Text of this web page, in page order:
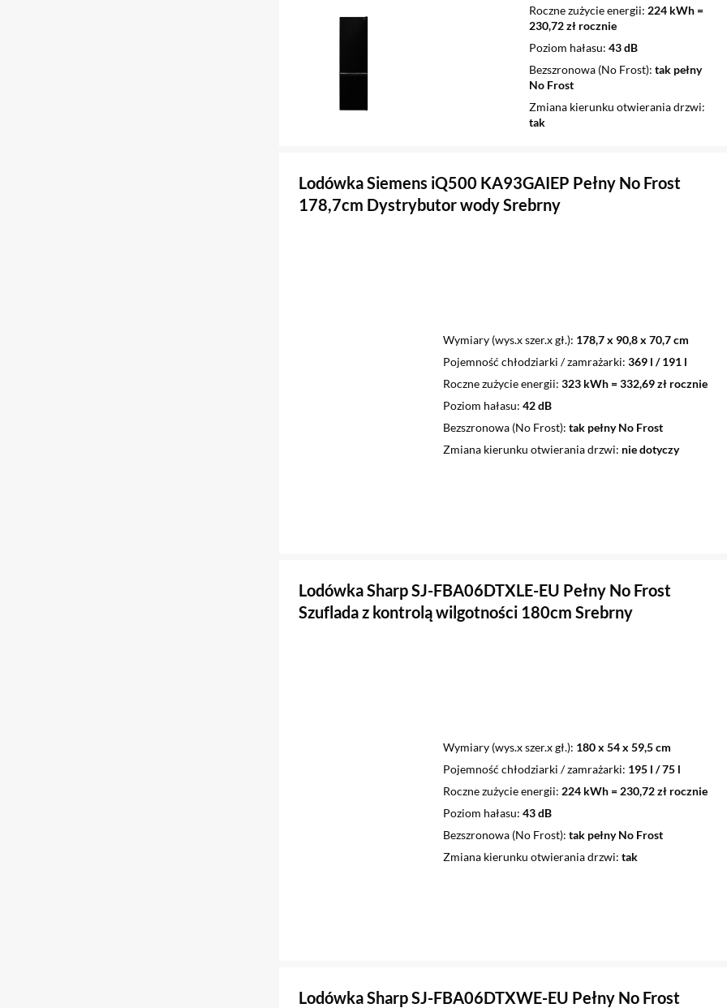
Roczne zużycie energii 224 kWh =
230,72 zł rocznie
Poziom hałasu 43 dB
Bezszronowa (No Frost) tak pełny
No Frost
Zmiana kierunku otwierania drzwi
tak
Lodówka Siemens iQ500 KA93GAIEP Pełny No Frost
178,7cm Dystrybutor wody Srebrny
Wymiary (wys.x szer.x gł.) 178,7 x 90,8 x 70,7 cm
Pojemność chłodziarki / zamrażarki 369 l / 191 l
Roczne zużycie energii 323 kWh = 332,69 zł rocznie
Poziom hałasu 42 dB
Bezszronowa (No Frost) tak pełny No Frost
Zmiana kierunku otwierania drzwi nie dotyczy
Lodówka Sharp SJ-FBA06DTXLE-EU Pełny No Frost
Szuflada z kontrolą wilgotności 180cm Srebrny
Wymiary (wys.x szer.x gł.) 180 x 54 x 59,5 cm
Pojemność chłodziarki / zamrażarki 195 l / 75 l
Roczne zużycie energii 224 kWh = 230,72 zł rocznie
Poziom hałasu 43 dB
Bezszronowa (No Frost) tak pełny No Frost
Zmiana kierunku otwierania drzwi tak
Lodówka Sharp SJ-FBA06DTXWE-EU Pełny No Frost